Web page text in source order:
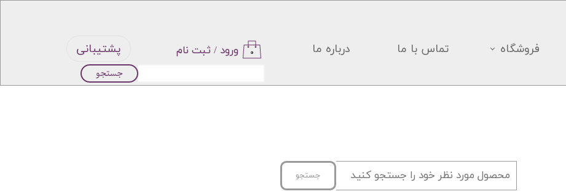
ورود / ثبت نام
حساب
فروشگاه تماس با ما درباره ما ۰ پشتیبانی
جستجو
جستجو